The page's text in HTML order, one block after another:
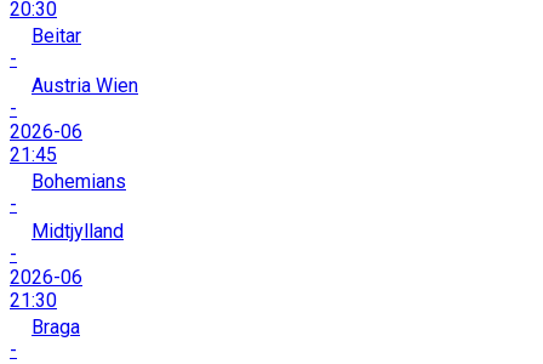
20:30
Beitar
-
Austria Wien
-
2026-06
21:45
Bohemians
-
Midtjylland
-
2026-06
21:30
Braga
-